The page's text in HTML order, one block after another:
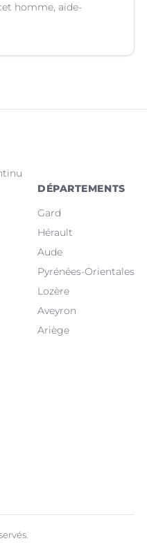
homme, aide-
DÉPARTEMENTS
Gard
Hérault
Aude
Pyrénées-Orientales
Lozère
Aveyron
Ariège